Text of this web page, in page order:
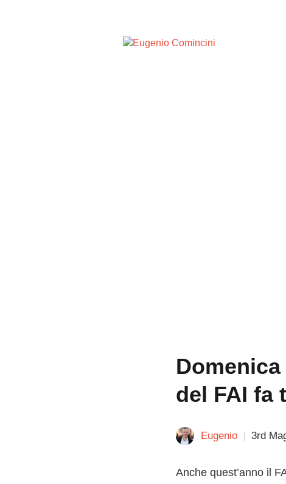
del FAI fa
Eugenio 3rd
Anche quest’anno il